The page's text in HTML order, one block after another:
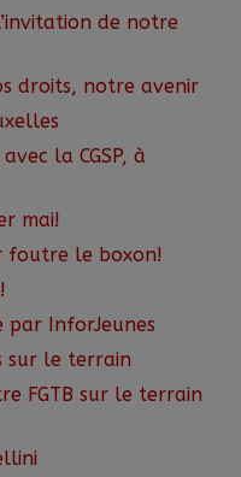
de notre
droits, notre avenir
la CGSP, à
mai!
foutre le boxon!
par InforJeunes
sur le terrain
FGTB sur le terrain